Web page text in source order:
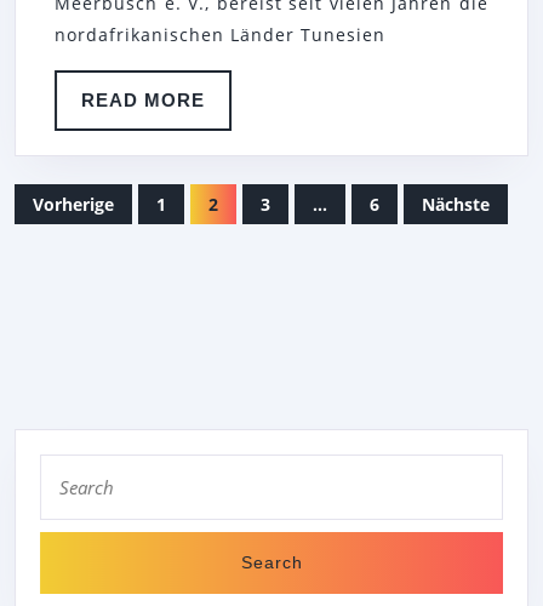
nordafrikanischen Länder Tunesien
READ MORE
MORE
SEITENNUMMERIERUNG
DER
Vorherige 1 2 3 … 6 Nächste
for: